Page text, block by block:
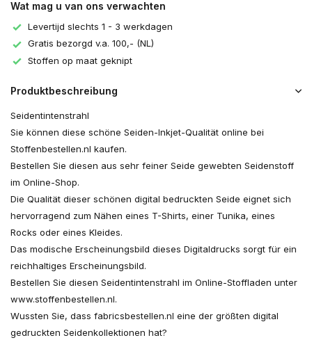
Wat mag u van ons verwachten
Levertijd slechts 1 - 3 werkdagen
Gratis bezorgd v.a. 100,- (NL)
Stoffen op maat geknipt
Produktbeschreibung
Seidentintenstrahl
Sie können diese schöne Seiden-Inkjet-Qualität online bei
Stoffenbestellen.nl kaufen.
Bestellen Sie diesen aus sehr feiner Seide gewebten Seidenstoff
im Online-Shop.
Die Qualität dieser schönen digital bedruckten Seide eignet sich
hervorragend zum Nähen eines T-Shirts, einer Tunika, eines
Rocks oder eines Kleides.
Das modische Erscheinungsbild dieses Digitaldrucks sorgt für ein
reichhaltiges Erscheinungsbild.
Bestellen Sie diesen Seidentintenstrahl im Online-Stoffladen unter
www.stoffenbestellen.nl.
Wussten Sie, dass fabricsbestellen.nl eine der größten digital
gedruckten Seidenkollektionen hat?